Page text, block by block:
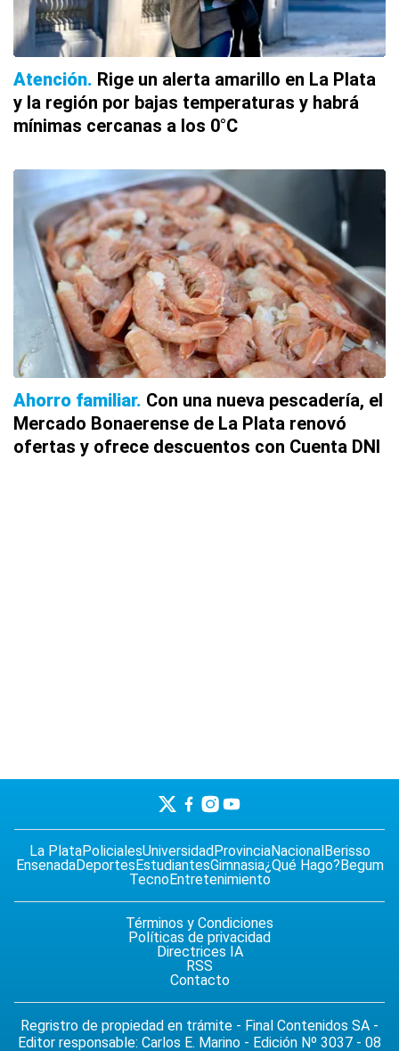
Atención Rige un alerta amarillo en La Plata
y la región por bajas temperaturas y habrá
mínimas cercanas a los 0°C
Ahorro familiar Con una nueva pescadería, el
Mercado Bonaerense de La Plata renovó
ofertas y ofrece descuentos con Cuenta DNI
La PlataPolicialesUniversidad ProvinciaNacional Berisso
EnsenadaDeportes EstudiantesGimnasia¿Qué Hago? Begum
TecnoEntretenimiento
Términos y Condiciones
Políticas de privacidad
Directrices IA
RSS
Contacto
Regristro de propiedad en trámite - Final Contenidos SA -
Editor responsable: Carlos E. Marino - Edición Nº 3037 - 08